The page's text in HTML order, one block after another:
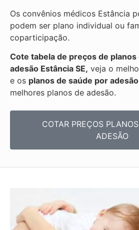
Os convênios médicos Estância
podem ser plano individual ou
coparticipação.
Cote tabela de preços de
adesão Estância SE, veja o
e os planos de saúde por
melhores planos de adesão.
COTAR PREÇOS
ADESÃO